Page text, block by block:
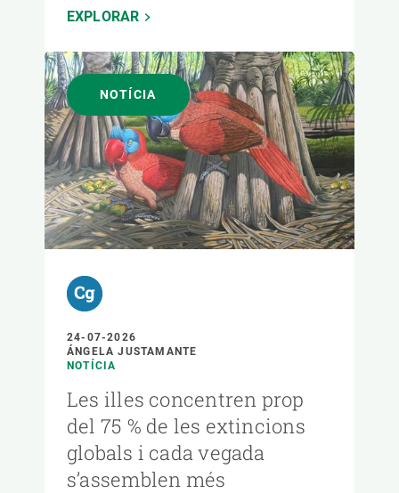
EXPLORAR
NOTÍCIA
24-07-2026
ÁNGELA JUSTAMANTE
NOTÍCIA
Les illes concentren prop
del 75 % de les extincions
globals i cada vegada
s’assemblen més